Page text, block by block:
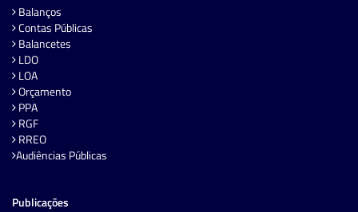
Balanços
Contas Públicas
Balancetes
LDO
LOA
Orçamento
PPA
RGF
RREO
Audiências Públicas
Publicações